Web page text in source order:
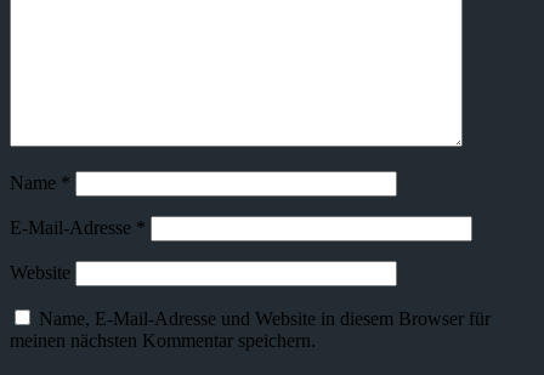
Name *
E-Mail-Adresse *
Website
Name, E-Mail-Adresse und Website in diesem Browser für
meinen nächsten Kommentar speichern.